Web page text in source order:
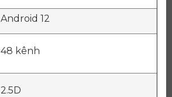
Android 12
48 kênh
2.5D